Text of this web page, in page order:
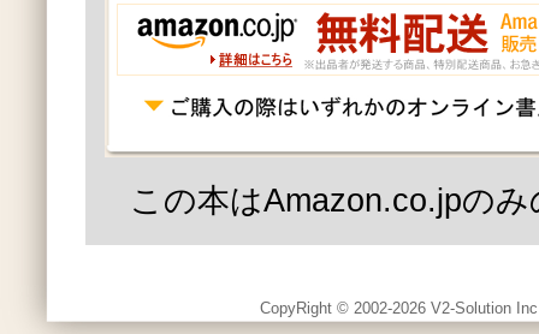
この本はAmazon.co.jpの
CopyRight © 2002-2026 V2-Solution